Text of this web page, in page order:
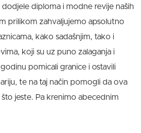
dodjele diploma i modne revije naših
prilikom zahvaljujemo apsolutno
kako sadašnjim, tako i
koji su uz puno zalaganja i
pomicali granice i ostavili
te na taj način pomogli da ova
jeste. Pa krenimo abecednim